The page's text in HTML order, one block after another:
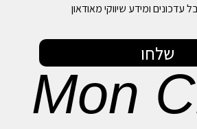
ומידע שיווקי מאודאון
שלחו
Mon